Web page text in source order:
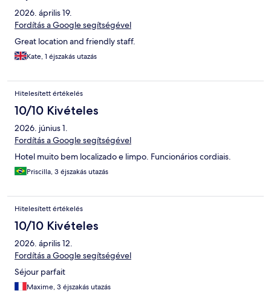
2026. április 19.
Fordítás a Google segítségével
Great location and friendly staff.
Kate, 1 éjszakás utazás
Hitelesített értékelés
10/10 Kivételes
2026. június 1.
Fordítás a Google segítségével
Hotel muito bem localizado e limpo. Funcionários cordiais.
Priscilla, 3 éjszakás utazás
Hitelesített értékelés
10/10 Kivételes
2026. április 12.
Fordítás a Google segítségével
Séjour parfait
Maxime, 3 éjszakás utazás